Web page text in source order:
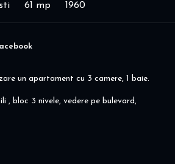
61 mp 1960
un apartament cu 3 camere, 1 baie.
, bloc 3 nivele, vedere pe bulevard,